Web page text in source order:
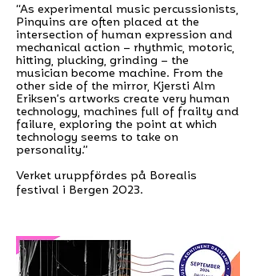
“As experimental music percussionists,
Pinquins are often placed at the
intersection of human expression and
mechanical action – rhythmic, motoric,
hitting, plucking, grinding – the
musician become machine. From the
other side of the mirror, Kjersti Alm
Eriksen’s artworks create very human
technology, machines full of frailty and
failure, exploring the point at which
technology seems to take on
personality.”
Verket uruppfördes på Borealis
festival i Bergen 2023.